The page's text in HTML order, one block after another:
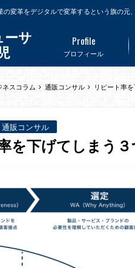
ーサ
の変革をデジタルで変革するという旗の
プロフィール
Profile
ネスコラム 通販コンサル リピート率
通販コンサル
を下げてしまう